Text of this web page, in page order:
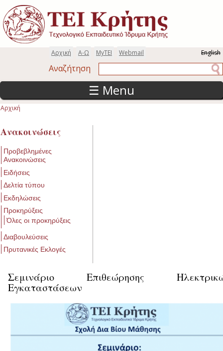
Παράκαμψη προς το κυρίως περιεχόμενο
English
Webmail
MyTEI
Α-Ω
Αρχική
Αναζήτηση
☰ Menu
Αρχική
Ανακοινώσεις
Προβεβλημένες
Ανακοινώσεις
Ειδήσεις
Δελτία τύπου
Εκδηλώσεις
Προκηρύξεις
Όλες οι προκηρύξεις
Διαβουλεύσεις
Πρυτανικές Εκλογές
Σεμινάριο Επιθεώρησης
Εγκαταστάσεων